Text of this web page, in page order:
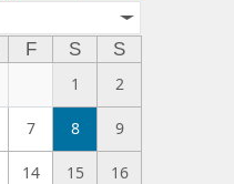
F S
S
1
2
7 8 9
14 15 16